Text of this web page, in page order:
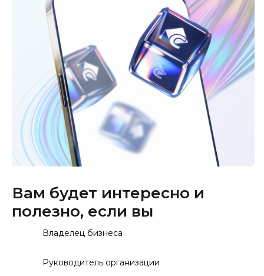
Вам будет интересно и
полезно, если вы
Владелец бизнеса
Руководитель организации